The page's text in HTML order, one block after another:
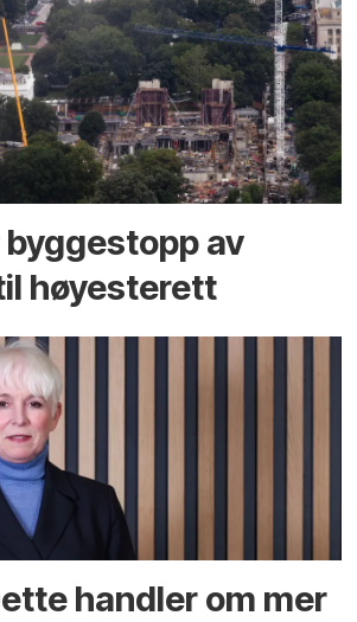
av
høyesterett
handler om mer